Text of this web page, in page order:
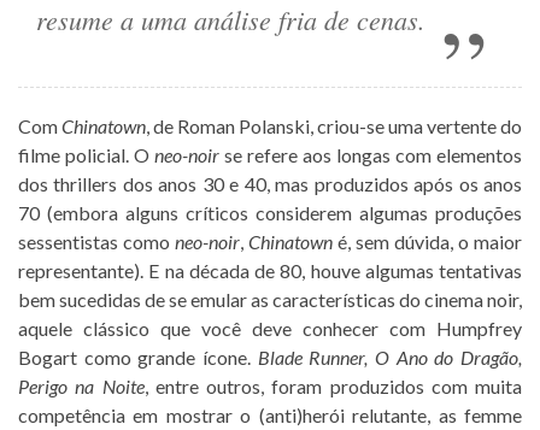
resume a uma análise fria de cenas.
ComChinatown , de Roman Polanski, criou-se uma vertente do
filme policial. O neo-noir se refere aos longas com elementos
dos thrillers dos anos 30 e 40, mas produzidos após os anos
70 (embora alguns críticos considerem algumas produções
sessentistas como neo-noir Chinatown é, sem dúvida, o maior
representante). E na década de 80, houve algumas tentativas
bem sucedidas de se emular as características do cinema noir,
aquele clássico que você deve conhecer com Humpfrey
Bogart como grande ícone. Blade Runner, O Ano do Dragão,
Perigo na Noite, entre outros, foram produzidos com muita
competência em mostrar o (anti)herói relutante, as femme